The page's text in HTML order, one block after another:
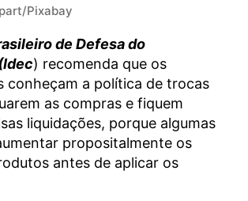
Pixabay
de Defesa do
) recomenda que os
conheçam a política de trocas
as compras e fiquem
liquidações, porque algumas
propositalmente os
antes de aplicar os